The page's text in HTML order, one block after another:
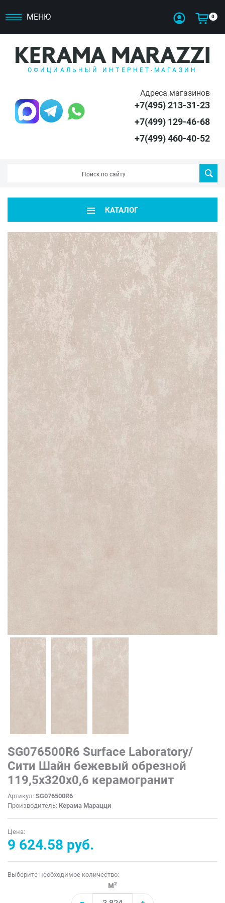
МЕНЮ 0
ОФИЦИАЛЬНЫЙ ИНТЕРНЕТ-МАГАЗИН
Адреса магазинов
+7(495) 213-31-23
+7(499) 129-46-68
+7(499) 460-40-52
КАТАЛОГ
SG076500R6 Surface Laboratory/
Сити Шайн бежевый обрезной
119,5x320x0,6 керамогранит
Артикул: SG076500R6
Производитель: Керама Марацци
Цена:
9 624.58 руб.
Выберите необходимое количество:
м²